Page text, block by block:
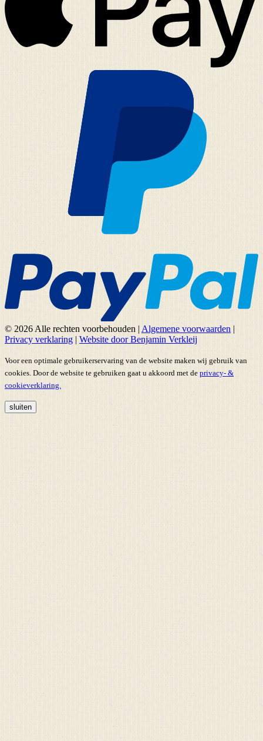
© 2026 Alle rechten voorbehouden | Algemene voorwaarden |
Privacy verklaring | Website door Benjamin Verkleij
Voor een optimale gebruikerservaring van de website maken wij gebruik van
cookies. Door de website te gebruiken gaat u akkoord met de privacy- &
cookieverklaring.
sluiten